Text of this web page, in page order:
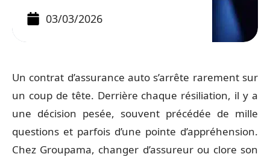
03/03/2026
Un contrat d’assurance auto s’arrête rarement sur
un coup de tête. Derrière chaque résiliation, il y a
une décision pesée, souvent précédée de mille
questions et parfois d’une pointe d’appréhension.
Chez Groupama, changer d’assureur ou clore son